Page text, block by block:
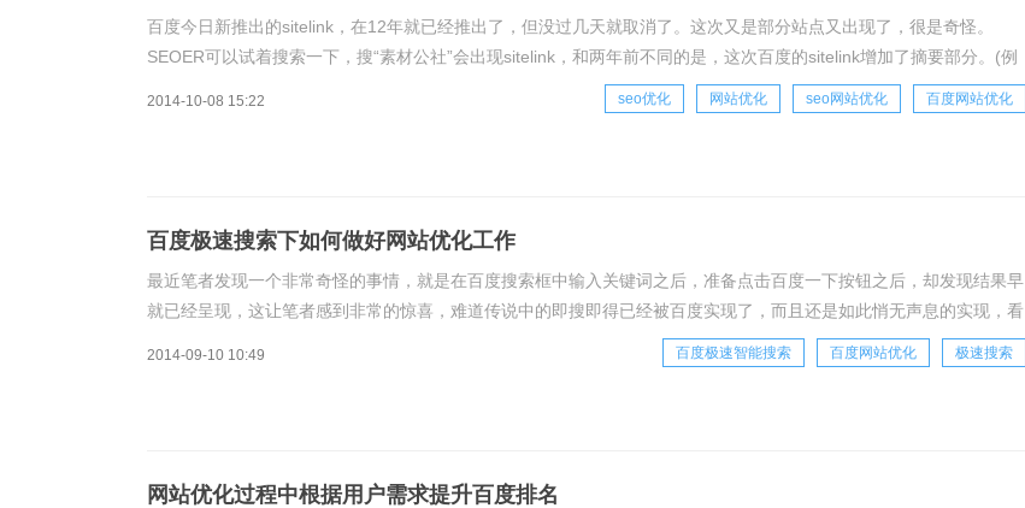
百度今日新推出的sitelink，在12年就已经推出了，但没过几天就取消了。这次又是部分站点又出现了，很是奇怪。
SEOER可以试着搜索一下，搜“素材公社”会出现sitelink，和两年前不同的是，这次百度的sitelink增加了摘要部分。(例
2014-10-08 15:22 seo优化 网站优化 seo网站优化 百度网站优化
百度极速搜索下如何做好网站优化工作
最近笔者发现一个非常奇怪的事情，就是在百度搜索框中输入关键词之后，准备点击百度一下按钮之后，却发现结果早
就已经呈现，这让笔者感到非常的惊喜，难道传说中的即搜即得已经被百度实现了，而且还是如此悄无声息的实现，看
来百度的智能化程度已经和前些年不可同日了。一方面惊喜百度的进步之后，另一方面却不无担心今后的
2014-09-10 10:49 百度极速智能搜索 百度网站优化 极速搜索
网站优化过程中根据用户需求提升百度排名